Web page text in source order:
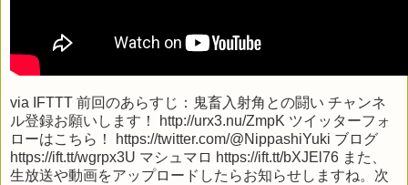
via IFTTT 前回のあらすじ：鬼畜入射角との闘い チャンネ
ル登録お願いします！ http://urx3.nu/ZmpK ツイッターフォ
ローはこちら！ https://twitter.com/@NippashiYuki ブログ
https://ift.tt/wgrpx3U マシュマロ https://ift.tt/bXJEl76 また、
生放送や動画をアップロードしたらお知らせしますね。次